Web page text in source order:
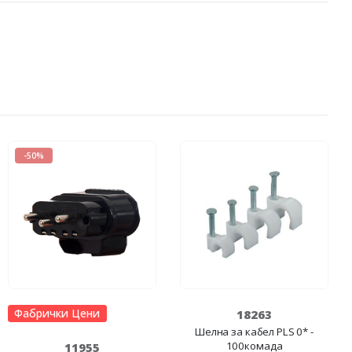
-50%
Фабрички Цени
11955
18263
Шелна за кабел PLS 0* -
100комада